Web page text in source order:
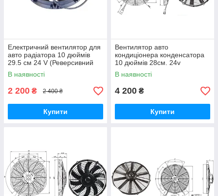
Електричний вентилятор для
авто радіатора 10 дюймів
29.5 см 24 V (Реверсивний
Тяжний/штовхливий
Універсальний)
В наявності
2 200 ₴ 2 400 ₴
Купити
Вентилятор авто
кондиціонера конденсатора
10 дюймів 28см. 24v
штовхаючий (Kormas)
(1220m/h)
В наявності
4 200 ₴
Купити